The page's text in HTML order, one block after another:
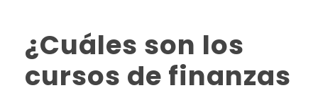
¿Cuáles son los
cursos de finanzas